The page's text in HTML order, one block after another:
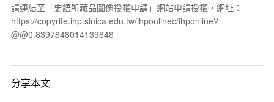
請連結至「史語所藏品圖像授權申請」網站申請授權，網址：
https://copyrite.ihp.sinica.edu.tw/ihponlinec/ihponline?
@@0.8397848014139848
分享本文